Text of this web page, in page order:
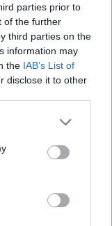
parties prior to
of the further
third parties on the
information may
the IAB’s List of
disclose it to other
or more Google
You may click to
party tags to
in below Google